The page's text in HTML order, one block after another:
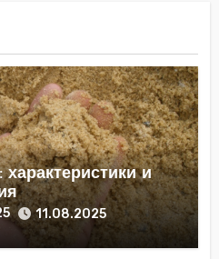
и
11.08.2025